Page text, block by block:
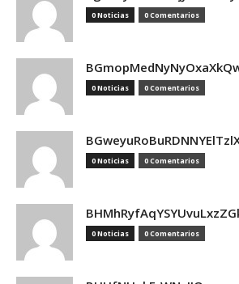
0 Noticias 0 Comentarios
0 Noticias 0 Comentarios
0 Noticias 0 Comentarios
0 Noticias 0 Comentarios